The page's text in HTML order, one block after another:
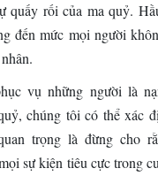
quấy rối của ma quỷ.
đến mức mọi người
vụ những người là
chúng tôi có thể xác
trọng là đừng cho
sự kiện tiêu cực trong